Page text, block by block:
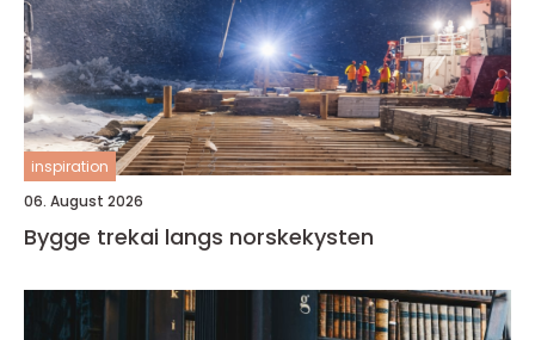
inspiration
06. August 2026
Bygge trekai langs norskekysten